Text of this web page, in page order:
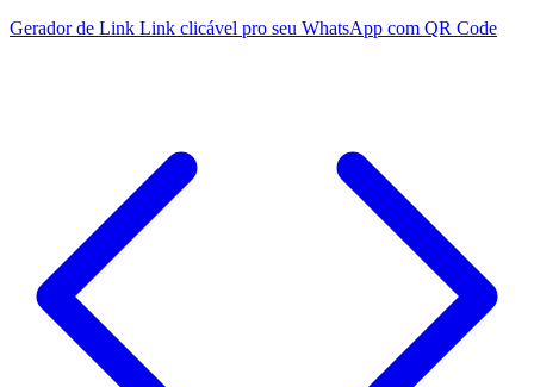
Gerador de Link Link clicável pro seu WhatsApp com QR Code